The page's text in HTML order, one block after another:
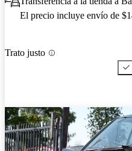
El precio incluye envío de
Trato justo